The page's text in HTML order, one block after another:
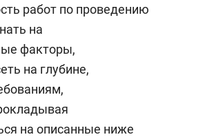
работ по проведению
на
факторы,
на глубине,
на описанные ниже